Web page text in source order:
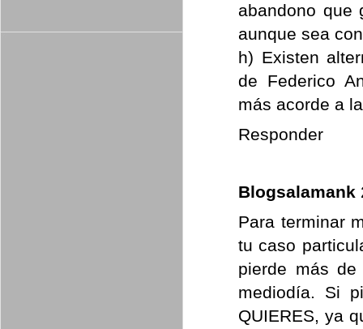
abandono que
aunque sea
h) Existen
de Federico
más acorde a
Responder
Blogsalamank
Para terminar
tu caso
pierde más
mediodía. Si
QUIERES, ya